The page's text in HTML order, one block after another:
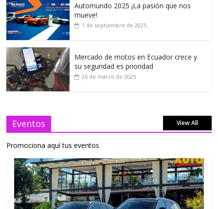
Automundo 2025 ¡La pasión que nos
mueve!
1 de septiembre de 2025
Mercado de motos en Ecuador crece y
su seguridad es prioridad
26 de marzo de 2025
Eventos View All
Promociona aquí tus eventos